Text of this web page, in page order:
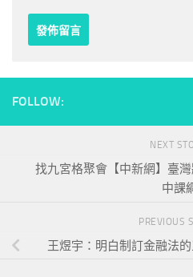
FOLLOW:
NEXT
找九宮格聚會【中新網】臺
中課
PREVIOUS
王煜宇：明白制訂金融法